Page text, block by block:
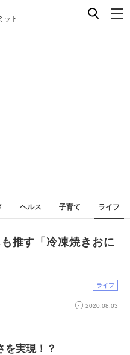
ット
ヘルス 子育て ライフ
推す「冷凍焼きおに
ライフ
2020.08.03
を実現！？